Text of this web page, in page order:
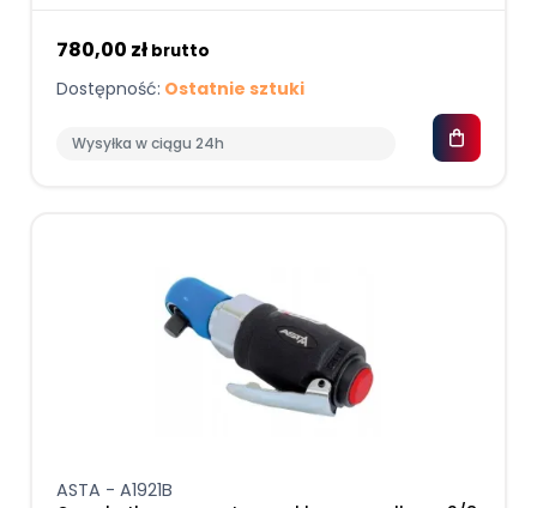
780,00 zł brutto
Dostępność: Ostatnie sztuki
Wysyłka w ciągu 24h
ASTA - A1921B